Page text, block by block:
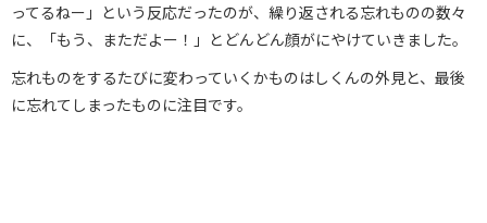
ってるねー」という反応だったのが、繰り返される忘れものの数々
に、「もう、まただよー！」とどんどん顔がにやけていきました。
忘れものをするたびに変わっていくかものはしくんの外見と、最後
に忘れてしまったものに注目です。